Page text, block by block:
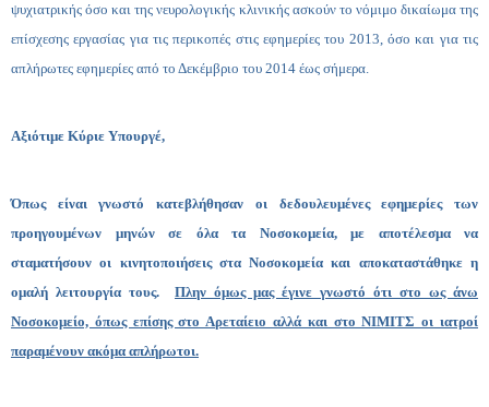
ψυχιατρικής όσο και της νευρολογικής κλινικής ασκούν το νόμιμο δικαίωμα της
επίσχεσης εργασίας για τις περικοπές στις εφημερίες του 2013, όσο και για τις
απλήρωτες εφημερίες από το Δεκέμβριο του 2014 έως σήμερα.
Αξιότιμε Κύριε Υπουργέ,
Όπως είναι γνωστό κατεβλήθησαν οι δεδουλευμένες εφημερίες των
προηγουμένων μηνών σε όλα τα Νοσοκομεία, με αποτέλεσμα να
σταματήσουν οι κινητοποιήσεις στα Νοσοκομεία και αποκαταστάθηκε η
ομαλή λειτουργία τους. Πλην όμως μας έγινε γνωστό ότι στο ως άνω
Νοσοκομείο, όπως επίσης στο Αρεταίειο αλλά και στο ΝΙΜΙΤΣ οι ιατροί
παραμένουν ακόμα απλήρωτοι.